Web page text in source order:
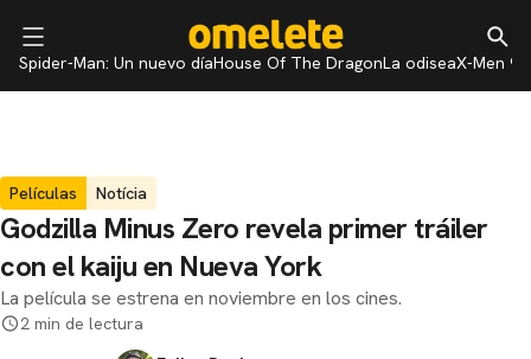
Spider-Man: Un nuevo díaHouse Of The DragonLa odiseaX-Men 97
Películas Notícia
Godzilla Minus Zero revela primer tráiler
con el kaiju en Nueva York
La película se estrena en noviembre en los cines.
2 min de lectura